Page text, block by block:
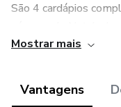
São 4 cardápios
vegetariana — com
personalidade sem
Mostrar mais
Vantagens